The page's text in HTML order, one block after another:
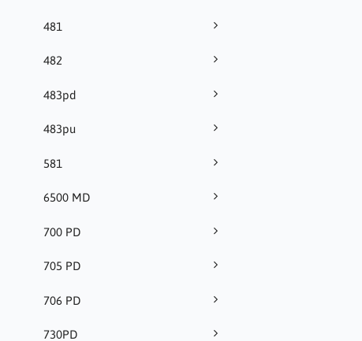
481
482
483pd
483pu
581
6500 MD
700 PD
705 PD
706 PD
730PD